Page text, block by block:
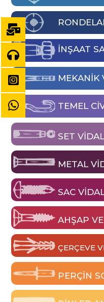
İNŞAAT
MEKANIK
TEMEL
SET
METAL
SAC
AHŞAP
ÇERÇEVE
PERÇIN